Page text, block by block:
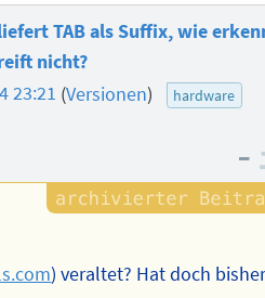
TAB als Suffix, wie
nicht?
23:21 (Versionen)
hardware
–
) veraltet? Hat doch